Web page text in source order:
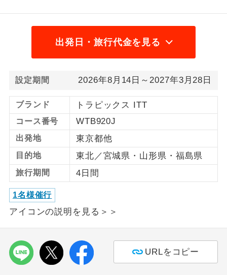
出発日・旅行代金を見る
設定期間 2026年8月14日～2027年3月28日
ブランド トラピックス ITT
コース番号 WTB920J
出発地 東京都他
目的地 東北／宮城県・山形県・福島県
旅行期間 4日間
1名様催行
アイコンの説明を見る＞＞
URLをコピー
2名様から出発可能な個人型プランで
す。
おひとり様参
加限定
おひとり様限定でご参加いただけるコー
スです。
1名様1室同代
1名様1室利用でも追加料金がかからない
コースです。
ご夫婦限定
ご夫婦限定でご参加いただけるコースで
す。
女性限定
女性限定でご参加いただけるコースで
す。
ご参加にあたり年齢に制限があるコース
航空会社指定
利用航空会社が指定なので、ご出発の計
ホテル指定
ご紹介するホテルを指定したコースで
す。